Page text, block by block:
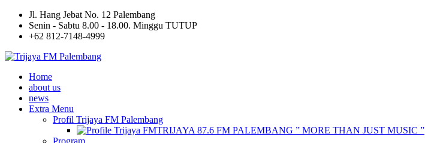
Jl. Hang Jebat No. 12 Palembang
Senin - Sabtu 8.00 - 18.00. Minggu TUTUP
+62 812-7148-4999
Home
about us
news
Extra Menu
Profil Trijaya FM Palembang
TRIJAYA 87.6 FM PALEMBANG ” MORE THAN JUST MUSIC ”
Program